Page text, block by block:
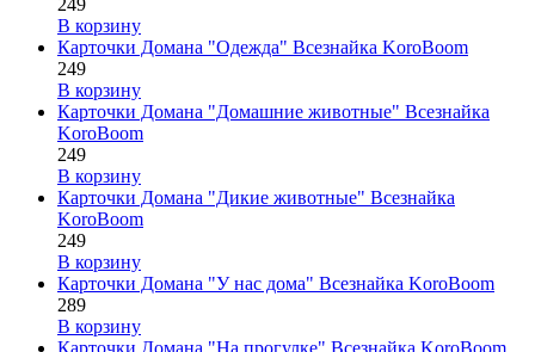
249
В корзину
Карточки Домана "Одежда" Всезнайка KoroBoom
249
В корзину
Карточки Домана "Домашние животные" Всезнайка
KoroBoom
249
В корзину
Карточки Домана "Дикие животные" Всезнайка
KoroBoom
249
В корзину
Карточки Домана "У нас дома" Всезнайка KoroBoom
289
В корзину
Карточки Домана "На прогулке" Всезнайка KoroBoom